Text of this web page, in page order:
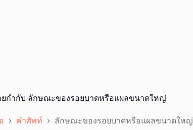
ยกำกับ ลักษณะของรอยบาดหรือแผลขนาดใหญ่
คำศัพท์ ลักษณะของรอยบาดหรือแผลขนาดใหญ่